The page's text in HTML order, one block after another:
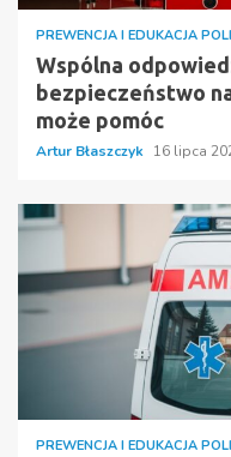
PREWENCJA I EDUKACJA
Wspólna
bezpieczeństwo
może pomóc
Artur Błaszczyk 16 lipca
PREWENCJA I EDUKACJA